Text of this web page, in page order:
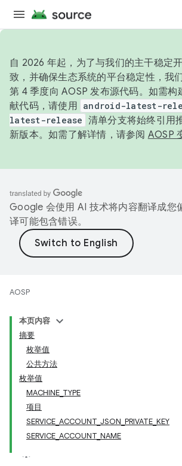
自 2026 年起，为了与我们的主干稳定
致，并确保生态系统的平台稳定性，我
第 4 季度向 AOSP 发布源代码。如需构
献代码，请使用 android-latest-
latest-release 清单分支将始终引用
新版本。如需了解详情，请参阅 AOSP
Google 会使用 AI 技术将内容翻译成您
译可能包含错误。
AOSP
本页内容
摘要
枚举值
公共方法
枚举值
MACHINE_TYPE
项目
SERVICE_ACCOUNT_JSON_PRIVATE_KEY
SERVICE_ACCOUNT_NAME